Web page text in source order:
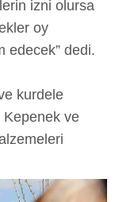
izni olursa
oy
edecek” dedi.
kurdele
Kepenek ve